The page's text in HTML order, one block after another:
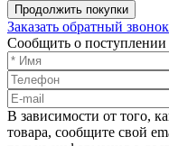
Продолжить покупки
Заказать обратный звонок
Сообщить о поступлении
В зависимости от того,
товара, сообщите свой